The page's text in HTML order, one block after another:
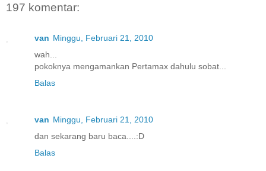
197 komentar:
van Minggu, Februari 21, 2010
wah...
pokoknya mengamankan Pertamax dahulu sobat...
Balas
van Minggu, Februari 21, 2010
dan sekarang baru baca....:D
Balas